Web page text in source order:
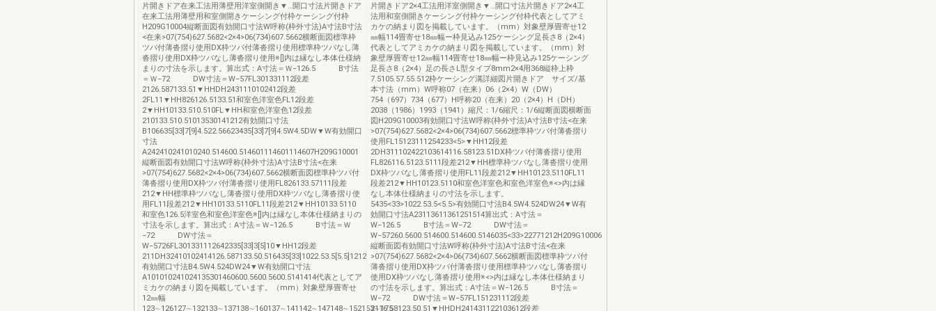
片開きドア在来工法用薄壁用洋室側開き▼…開口寸法片開きドア
在来工法用薄壁用和室側開きケーシング付枠ケーシング付枠
H209G10004縦断面図有効開口寸法W呼称(枠外寸法)A寸法B寸法
<在来>07(754)627.5682<2×4>06(734)607.5662横断面図標準枠
ツバ付薄沓摺り使用DX枠ツバ付薄沓摺り使用標準枠ツバなし薄
沓摺り使用DX枠ツバなし薄沓摺り使用※[]内は縁なし本体仕様納
まりの寸法を示します。算出式：A寸法＝Ｗ−126.5 B寸法
＝Ｗ−72 DW寸法＝W−57FL301331112段差
2126.587133.51▼HHDH2431110102412段差
2FL11▼HH826126.5133.51和室色洋室色FL12段差
2▼HH10133.510.510FL▼HH和室色洋室色12段差
210133.510.51013530141212有効開口寸法
B106635[33]7[9]4.522.56623435[33]7[9]4.5W4.5DW▼W有効開口
寸法
A242410241010240.514600.514601114601114607H209G10001
縦断面図有効開口寸法W呼称(枠外寸法)A寸法B寸法<在来
>07(754)627.5682<2×4>06(734)607.5662横断面図標準枠ツバ付
薄沓摺り使用DX枠ツバ付薄沓摺り使用FL826133.57111段差
212▼HH標準枠ツバなし薄沓摺り使用DX枠ツバなし薄沓摺り使
用FL11段差212▼HH10133.5110FL11段差212▼HH10133.5110
和室色126.5洋室色和室色洋室色※[]内は縁なし本体仕様納まりの
寸法を示します。算出式：A寸法＝Ｗ−126.5 B寸法＝Ｗ
−72 DW寸法＝
W−5726FL301331112642335[33]3[5]10▼HH12段差
211DH32410102414126.587133.50.516435[33]1022.53.5[5.5]1212
有効開口寸法B4.5W4.524DW24▼W有効開口寸法
A101010241024135301460600.5600.5600.5141414代表としてア
ミカケの納まり図を掲載しています。（mm）対象壁厚畳寄せ
12㎜幅
123∼126127∼132133∼137138∼160137∼141142∼147148∼152153∼175
片開きドア2×4工法用洋室側開き▼…開口寸法片開きドア2×4工
法用和室側開きケーシング付枠ケーシング付枠代表としてアミ
カケの納まり図を掲載しています。（mm）対象壁厚畳寄せ12
㎜幅114畳寄せ18㎜幅ー枠見込み125ケーシング足長さ8（2×4）
代表としてアミカケの納まり図を掲載しています。（mm）対
象壁厚畳寄せ12㎜幅114畳寄せ18㎜幅ー枠見込み125ケーシング
足長さ8（2×4）足の長さL型タイプ8mm2×4用368縦枠上枠
7.5105.57.55.512枠ケーシング溝詳細図片開きドア サイズ/基
本寸法（mm）W呼称07（在来）06（2×4）W（DW）
754（697）734（677）H呼称20（在来）20（2×4）H（DH）
2038（1986）1993（1941）縮尺：1/6縮尺：1/6縦断面図横断面
図H209G10003有効開口寸法W呼称(枠外寸法)A寸法B寸法<在来
>07(754)627.5682<2×4>06(734)607.5662標準枠ツバ付薄沓摺り
使用FL15123111254233<5>▼HH12段差
2DH311102422103614116.58123.51DX枠ツバ付薄沓摺り使用
FL826116.5123.5111段差212▼HH標準枠ツバなし薄沓摺り使用
DX枠ツバなし薄沓摺り使用FL11段差212▼HH10123.5110FL11
段差212▼HH10123.5110和室色洋室色和室色洋室色※<>内は縁
なし本体仕様納まりの寸法を示します。
5435<33>1022.53.5<5.5>有効開口寸法B4.5W4.524DW24▼W有
効開口寸法A23113611361251514算出式：A寸法＝
W−126.5 B寸法＝W−72 DW寸法＝
W−57260.5600.514600.514600.5146035<33>22771212H209G10006
縦断面図有効開口寸法W呼称(枠外寸法)A寸法B寸法<在来
>07(754)627.5682<2×4>06(734)607.5662横断面図標準枠ツバ付
薄沓摺り使用DX枠ツバ付薄沓摺り使用標準枠ツバなし薄沓摺り
使用DX枠ツバなし薄沓摺り使用※<>内は縁なし本体仕様納まり
の寸法を示します。算出式：A寸法＝W−126.5 B寸法＝
W−72 DW寸法＝W−57FL151231112段差
2116.58123.50.51▼HHDH241431122103612段差